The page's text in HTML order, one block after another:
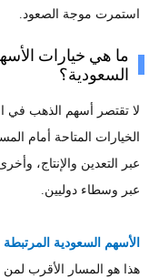
استمرت موجة الصعود.
ما هي خيارات
السعودية؟
لا تقتصر أسهم الذهب في
الخيارات المتاحة أمام
عبر التعدين والإنتاج،
عبر وسطاء دوليين.
الأسهم السعودية
هذا هو المسار الأقرب